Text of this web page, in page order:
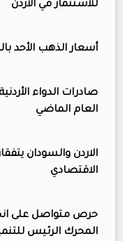
للاستثمار في الأردن
أسعار الذهب الأحد
العام الماضي
الاردن والسودان
الاقتصادي
حرص متواصل على
المحرك الرئيس